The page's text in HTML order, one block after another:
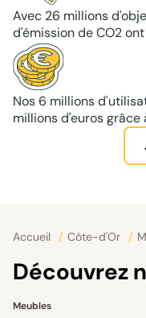
Avec 26 millions
d'émission de CO2
Nos 6 millions
millions d'euros grâce
Accueil / Côte-d'Or /
Découvrez
Meubles